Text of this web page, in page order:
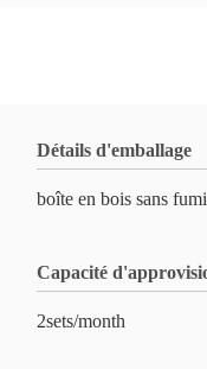
Détails d'emballage
boîte en bois sans
Capacité
2sets/month